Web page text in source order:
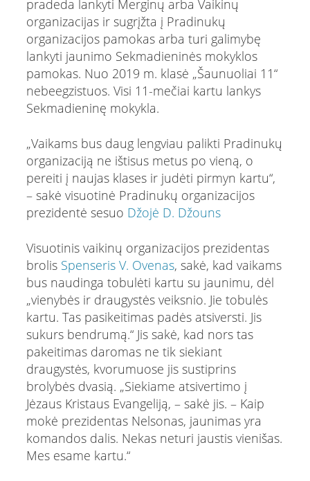
pradeda lankyti Merginų arba Vaikinų
organizacijas ir sugrįžta į Pradinukų
organizacijos pamokas arba turi galimybę
lankyti jaunimo Sekmadieninės mokyklos
pamokas. Nuo 2019 m. klasė „Šaunuoliai 11“
nebeegzistuos. Visi 11-mečiai kartu lankys
Sekmadieninę mokykla.
„Vaikams bus daug lengviau palikti Pradinukų
organizaciją ne ištisus metus po vieną, o
pereiti į naujas klases ir judėti pirmyn kartu“,
– sakė visuotinė Pradinukų organizacijos
prezidentė sesuo Džojė D. Džouns
Visuotinis vaikinų organizacijos prezidentas
brolis Spenseris V. Ovenas, sakė, kad vaikams
bus naudinga tobulėti kartu su jaunimu, dėl
„vienybės ir draugystės veiksnio. Jie tobulės
kartu. Tas pasikeitimas padės atsiversti. Jis
sukurs bendrumą.“ Jis sakė, kad nors tas
pakeitimas daromas ne tik siekiant
draugystės, kvorumuose jis sustiprins
brolybės dvasią. „Siekiame atsivertimo į
Jėzaus Kristaus Evangeliją, – sakė jis. – Kaip
mokė prezidentas Nelsonas, jaunimas yra
komandos dalis. Nekas neturi jaustis vienišas.
Mes esame kartu.“